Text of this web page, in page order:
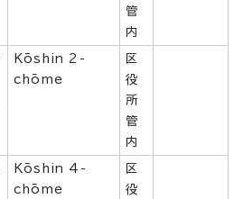
管
内
Kōshin 2-
chōme
区
役
所
管
内
Kōshin 4-
chōme
区
役